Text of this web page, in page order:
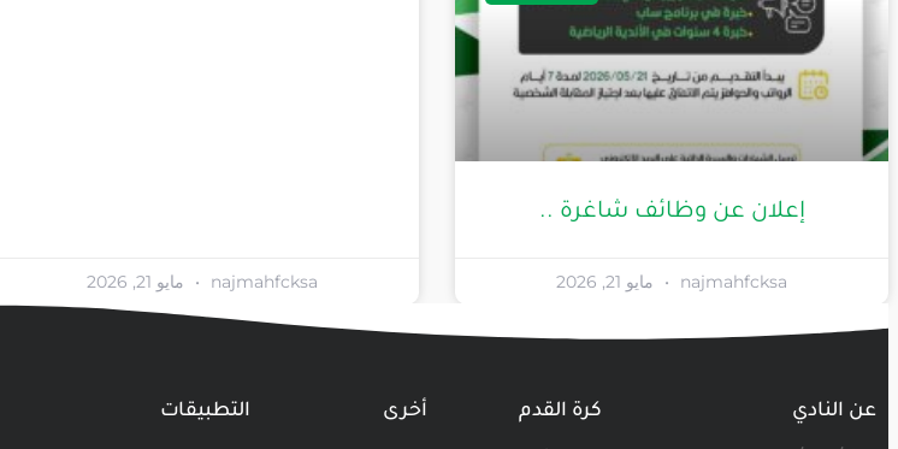
إعلان عن وظائف شاغرة ..
najmahfcksa مايو 21, 2026 najmahfcksa مايو 21, 2026
عن النادي كرة القدم أخرى التطبيقات